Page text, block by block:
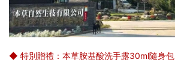
◆ 特別贈禮：本草胺基酸洗手露30ml隨身包